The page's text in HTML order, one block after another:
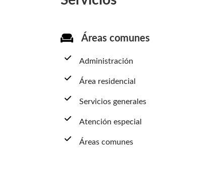
Áreas comunes
Administración
Área residencial
Servicios generales
Atención especial
Áreas comunes